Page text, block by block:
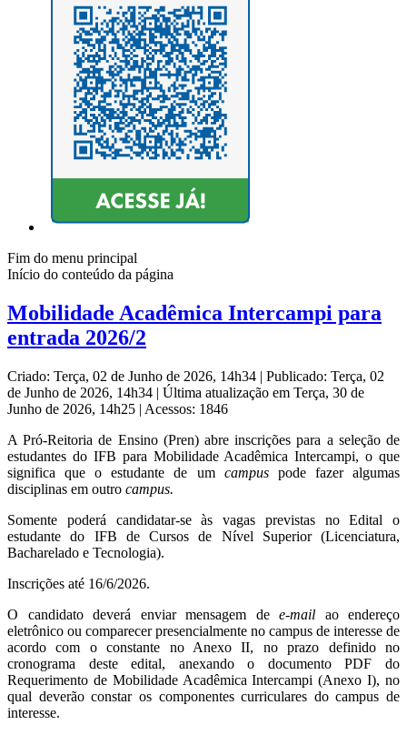
Fim do menu principal
Início do conteúdo da página
Mobilidade Acadêmica Intercampi para
entrada 2026/2
Criado: Terça, 02 de Junho de 2026, 14h34 | Publicado: Terça, 02
de Junho de 2026, 14h34 | Última atualização em Terça, 30 de
Junho de 2026, 14h25 | Acessos: 1846
A Pró-Reitoria de Ensino (Pren) abre inscrições para a seleção de
estudantes do IFB para Mobilidade Acadêmica Intercampi, o que
significa que o estudante de um campuspode fazer algumas
disciplinas em outro campus.
Somente poderá candidatar-se às vagas previstas no Edital o
estudante do IFB de Cursos de Nível Superior (Licenciatura,
Bacharelado e Tecnologia).
Inscrições até 16/6/2026.
O candidato deverá enviar mensagem de e-mail ao endereço
eletrônico ou comparecer presencialmente no campus de interesse de
acordo com o constante no Anexo II, no prazo definido no
cronograma deste edital, anexando o documento PDF do
Requerimento de Mobilidade Acadêmica Intercampi (Anexo I), no
qual deverão constar os componentes curriculares do campus de
interesse.